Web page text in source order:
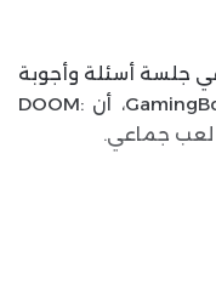
في جلسة أسئلة وأجوبة
مع وسائل الإعلام حضرها موقع GamingBolt، أن DOOM: